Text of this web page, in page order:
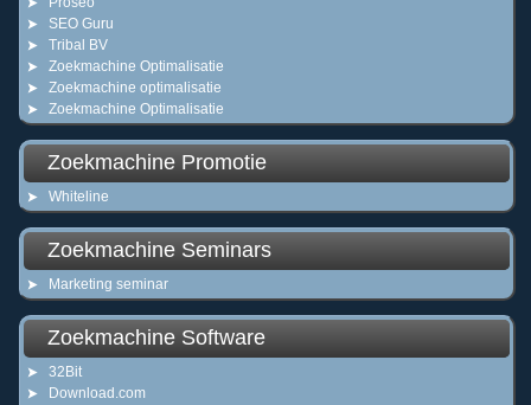
SEO Guru
Tribal BV
Zoekmachine Optimalisatie
Zoekmachine optimalisatie
Zoekmachine Optimalisatie
Zoekmachine Promotie
Whiteline
Zoekmachine Seminars
Marketing seminar
Zoekmachine Software
32Bit
Download.com